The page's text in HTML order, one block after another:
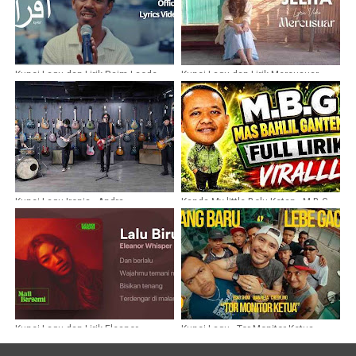
Kunci Lagu dan Lirik Raim Laode -
IQRO
Kunci Lagu dan Lirik Mercusuar
Show - Jelita
Kunci Lagu Ironis · Andra
Kanda My little Bolu Ketan - M.B.G
(Mas Bahlil Ganteng)
Kunci Lagu dan Lirik Eleanor
Kunci Lagu - Tor Monitor Ketua